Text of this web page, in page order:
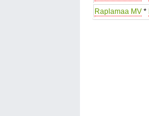
Raplamaa MV *